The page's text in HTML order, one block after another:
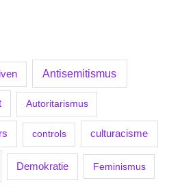
Antisemitismus
Autoritarismus
controls culturacisme
Demokratie Feminismus